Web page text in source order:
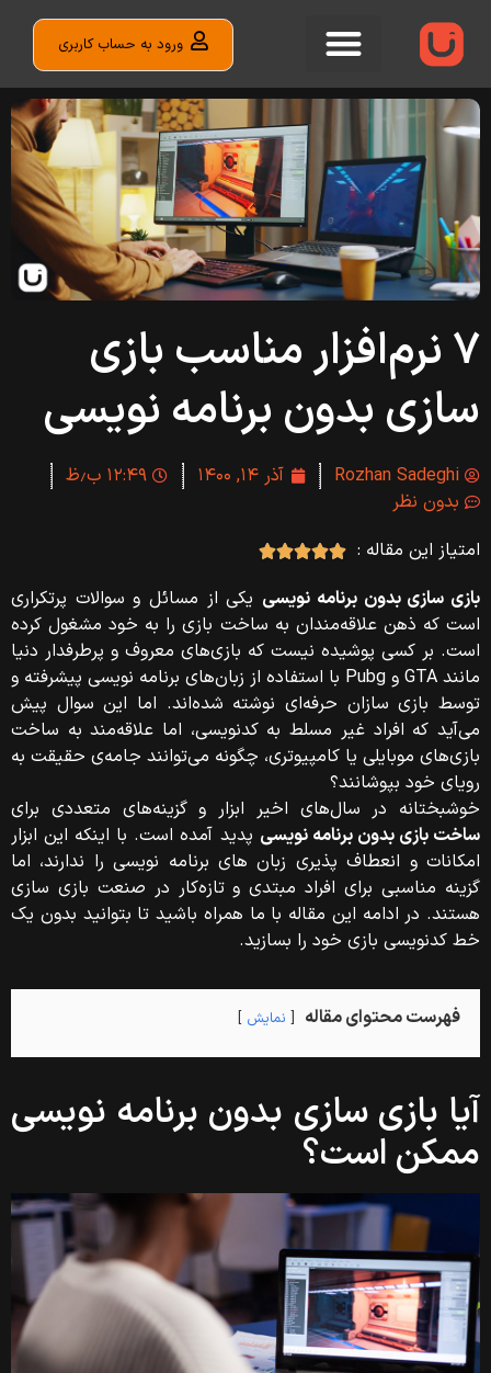
ورود به حساب کاربری
۷ نرم‌افزار مناسب بازی
سازی بدون برنامه نویسی
Rozhan Sadeghi آذر ۱۴, ۱۴۰۰
۱۲:۴۹ ب٫ظ
بدون نظر
امتیاز این مقاله :





بازی سازی بدون برنامه نویسییکی از مسائل و سوالات پرتکراری
است که ذهن علاقه‌مندان به ساخت بازی را به خود مشغول کرده
است. بر کسی پوشیده نیست که بازی‌های معروف و پرطرفدار دنیا
مانند GTA و Pubg با استفاده از زبان‌های برنامه نویسی پیشرفته و
توسط بازی سازان حرفه‌ای نوشته شده‌اند. اما این سوال پیش
می‌آید که افراد غیر مسلط به کدنویسی، اما علاقه‌مند به ساخت
بازی‌های موبایلی یا کامپیوتری، چگونه می‌توانند جامه‌ی حقیقت به
رویای خود بپوشانند؟
خوشبختانه در سال‌های اخیر ابزار و گزینه‌های متعددی برای
ساخت بازی بدون برنامه نویسیپدید آمده است. با اینکه این ابزار
امکانات و انعطاف پذیری زبان های برنامه نویسی را ندارند، اما
گزینه مناسبی برای افراد مبتدی و تازه‌کار در صنعت بازی سازی
هستند. در ادامه این مقاله با ما همراه باشید تا بتوانید بدون یک
خط کدنویسی بازی خود را بسازید.
فهرست محتوای مقاله نمایش
آیا بازی سازی بدون برنامه نویسی
ممکن است؟